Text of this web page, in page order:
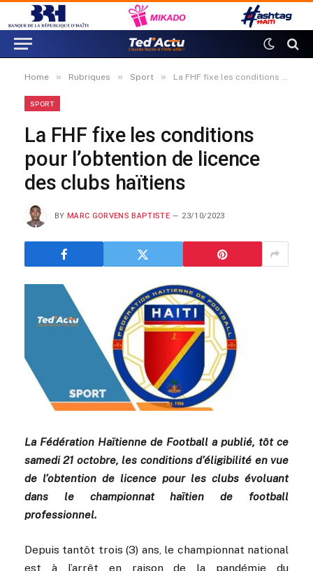
Home » Rubriques » Sport » La FHF fixe les conditions pour l’obtention de licence des clubs haïtiens
SPORT
La FHF fixe les conditions
pour l’obtention de licence
des clubs haïtiens
BY MARC GORVENS BAPTISTE 23/10/2023
La Fédération Haïtienne de Football a publié, tôt ce
samedi 21 octobre, les conditions d’éligibilité en vue
de l’obtention de licence pour les clubs évoluant
dans le championnat haïtien de football
professionnel.
Depuis tantôt trois (3) ans, le championnat national
est à l’arrêt en raison de la pandémie du